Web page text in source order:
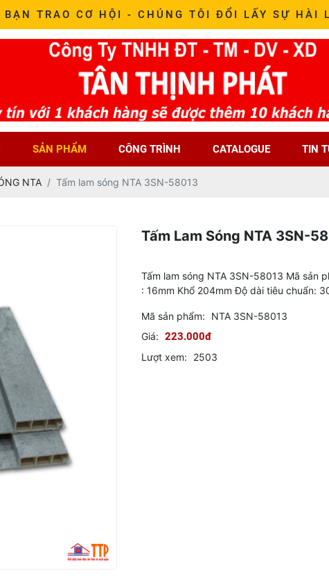
BẠN TRAO CƠ HỘI - CHÚNG TÔI ĐỔI LẤY SỰ HÀI
SẢN PHẨM CÔNG TRÌNH CATALOGUE TIN
NTA Tấm lam sóng NTA 3SN-58013
Tấm Lam Sóng NTA 3SN-
Tấm lam sóng NTA 3SN-58013 Mã sản
: 16mm Khổ 204mm Độ dài tiêu chuẩn:
Mã sản phẩm:
NTA 3SN-58013
Giá: 223.000đ
Lượt xem: 2503